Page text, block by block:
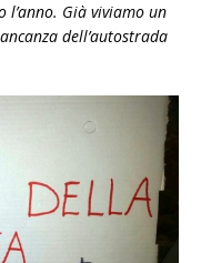
l’anno. Già viviamo un
dell’autostrada